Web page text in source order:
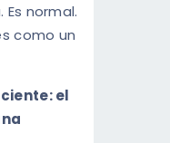
normal.
como un
el